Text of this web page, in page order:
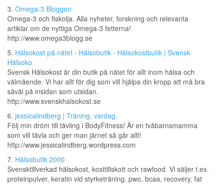
3. Omega-3 Bloggen
Omega-3 och fiskolja. Alla nyheter, forskning och relevanta
artiklar om de nyttiga Omega-3 fetterna!
http://www.omega3blogg.se
5. Hälsokost på nätet - Hälsobutik - Hälsokostbutik | Svensk
Hälsoko
Svensk Hälsokost är din butik på nätet för allt inom hälsa och
välmående. Vi har allt för dig som vill hjälpa din kropp att må bra
såväl på insidan som utsidan.
http://www.svenskhalsokost.se
6. jessicalindberg | Träning, vardag.
Följ min dröm till tävling i BodyFitness! Är en tvåbarnsmamma
som vill tävla och ger man järnet så går allt!
http://www.jessicalindberg.wordpress.com
7. Hälsobutik 2000
Svensktillverkad hälsokost, kosttillskott och rawfood. Vi säljer t.ex.
proteinpulver, keratin vid styrketräning, pwo, bcaa, recovery, fat